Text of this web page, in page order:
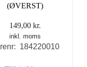
(ØVERST)
149,00 kr.
inkl. moms
184220010